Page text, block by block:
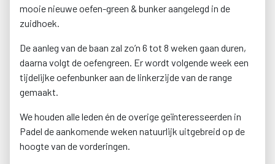
mooie nieuwe oefen-green & bunker aangelegd in de
zuidhoek.
De aanleg van de baan zal zo’n 6 tot 8 weken gaan duren,
daarna volgt de oefengreen. Er wordt volgende week een
tijdelijke oefenbunker aan de linkerzijde van de range
gemaakt.
We houden alle leden én de overige geïnteresseerden in
Padel de aankomende weken natuurlijk uitgebreid op de
hoogte van de vorderingen.